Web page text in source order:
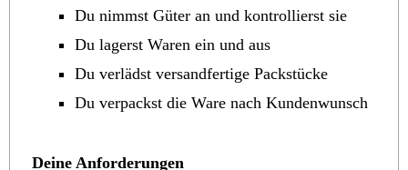
Du nimmst Güter an und kontrollierst sie
Du lagerst Waren ein und aus
Du verlädst versandfertige Packstücke
Du verpackst die Ware nach Kundenwunsch
Deine Anforderungen